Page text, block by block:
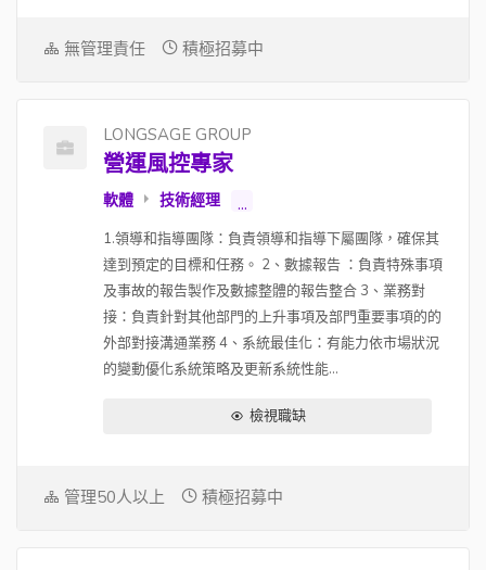
無管理責任 積極招募中
LONGSAGE GROUP
營運風控專家
軟體 技術經理 ...
1.領導和指導團隊：負責領導和指導下屬團隊，確保其
達到預定的目標和任務。 2、數據報告 ：負責特殊事項
及事故的報告製作及數據整體的報告整合 3、業務對
接：負責針對其他部門的上升事項及部門重要事項的的
外部對接溝通業務 4、系統最佳化：有能力依市場狀況
的變動優化系統策略及更新系統性能...
檢視職缺
管理50人以上 積極招募中